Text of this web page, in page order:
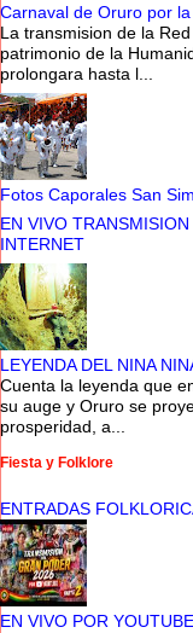
Carnaval de Oruro por
La transmision de la
patrimonio de la
prolongara hasta l...
Fotos Caporales San
EN VIVO
INTERNET
LEYENDA DEL NINA
Cuenta la leyenda que
su auge y Oruro se
prosperidad, a...
Fiesta y Folklore
ENTRADAS
EN VIVO POR